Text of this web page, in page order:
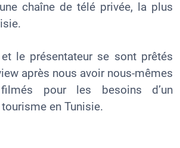
chaîne de télé privée, la plus
le présentateur se sont prêtés
après nous avoir nous-mêmes
pour les besoins d’un
en Tunisie.